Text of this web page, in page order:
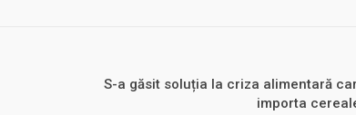
S-a găsit soluția la criza alimentară
importa